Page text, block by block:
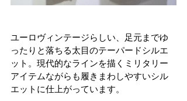
ユーロヴィンテージらしい、足元までゆ
ったりと落ちる太目のテーパードシルエ
ット。現代的なラインを描くミリタリー
アイテムながらも履きまわしやすいシル
エットに仕上がっています。